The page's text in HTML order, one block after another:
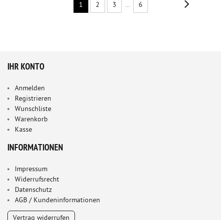
1 2 3 ... 6
IHR KONTO
Anmelden
Registrieren
Wunschliste
Warenkorb
Kasse
INFORMATIONEN
Impressum
Widerrufsrecht
Datenschutz
AGB / Kundeninformationen